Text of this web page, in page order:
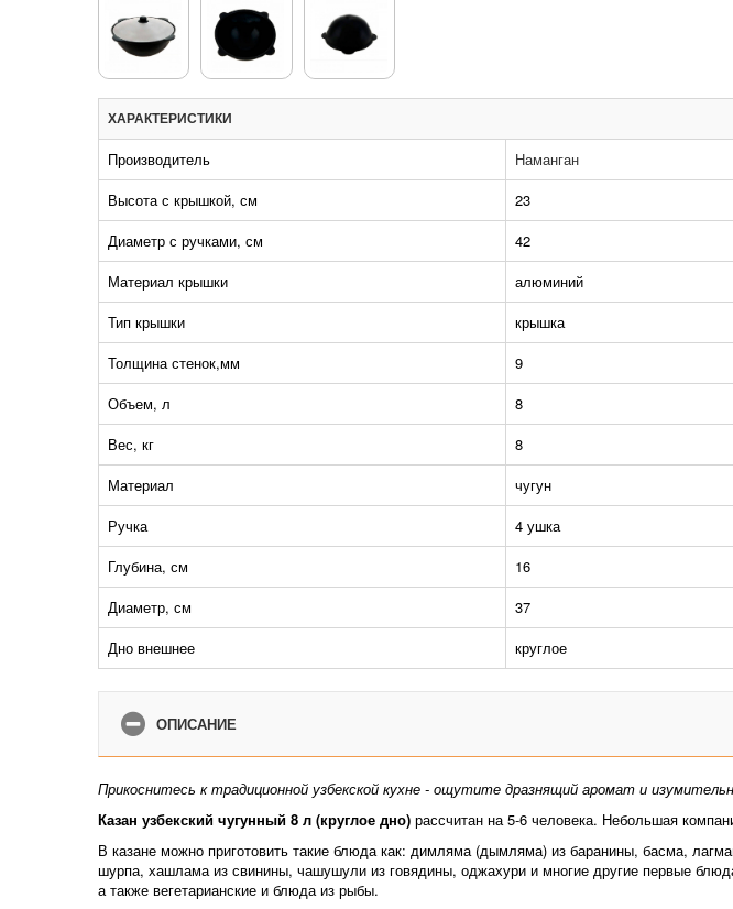
ХАРАКТЕРИСТИКИ
Производитель
Наманган
Высота с крышкой, см
23
Диаметр с ручками, см
42
Материал крышки
алюминий
Тип крышки
крышка
Толщина стенок,мм
9
Объем, л
8
Вес, кг
8
Материал
чугун
Ручка
4 ушка
Глубина, см
16
Диаметр, см
37
Дно внешнее
круглое
ОПИСАНИЕ
Прикоснитесь к традиционной узбекской кухне - ощутите дразнящий аромат и
Казан узбекский чугунный 8 л (круглое дно) рассчитан на 5-6 человека. Небольшая
В казане можно приготовить такие блюда как: димляма (дымляма) из баранины, басма,
шурпа, хашлама из свинины, чашушули из говядины, оджахури и многие другие первые
а также вегетарианские и блюда из рыбы.